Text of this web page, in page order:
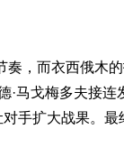
奏，而衣西俄木
·马戈梅多夫接
手扩大战果。